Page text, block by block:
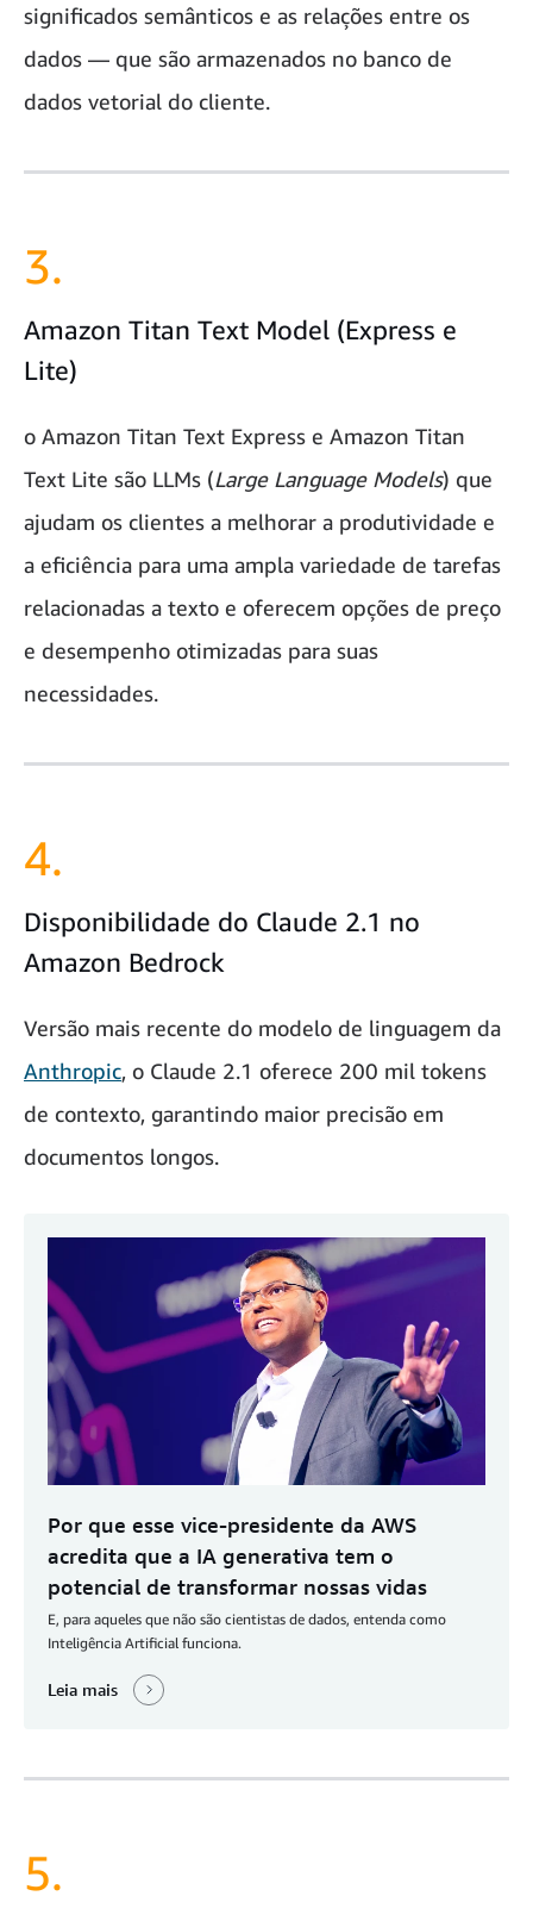
significados semânticos e as relações entre os
dados — que são armazenados no banco de
dados vetorial do cliente.
3.
Amazon Titan Text Model (Express e
Lite)
o Amazon Titan Text Express e Amazon Titan
Text Lite são LLMs (Large Language Models) que
ajudam os clientes a melhorar a produtividade e
a eficiência para uma ampla variedade de tarefas
relacionadas a texto e oferecem opções de preço
e desempenho otimizadas para suas
necessidades.
4.
Disponibilidade do Claude 2.1 no
Amazon Bedrock
Versão mais recente do modelo de linguagem da
Anthropic, o Claude 2.1 oferece 200 mil tokens
de contexto, garantindo maior precisão em
documentos longos.
Por que esse vice-presidente da AWS
acredita que a IA generativa tem o
potencial de transformar nossas vidas
E, para aqueles que não são cientistas de dados, entenda como
Inteligência Artificial funciona.
Leia mais
5.